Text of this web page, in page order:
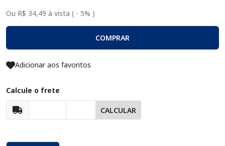
Ou R$ 34,49 à vista ( - 5% )
COMPRAR
Adicionar aos favoritos
Calcule o frete
CALCULAR